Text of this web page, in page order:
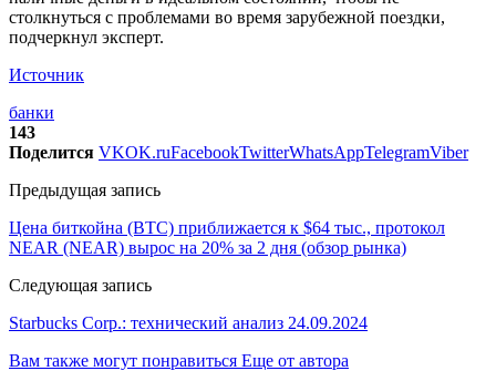
столкнуться с проблемами во время зарубежной поездки,
подчеркнул эксперт.​
Источник
банки
143
Поделится VKOK.ruFacebookTwitterWhatsAppTelegramViber
Предыдущая запись
Цена биткойна (BTC) приближается к $64 тыс., протокол
NEAR (NEAR) вырос на 20% за 2 дня (обзор рынка)
Следующая запись
Starbucks Corp.: технический анализ 24.09.2024
Вам также могут понравиться Еще от автора